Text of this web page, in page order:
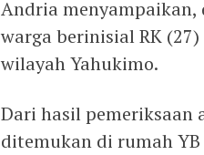
Andria menyampaikan,
warga berinisial RK
wilayah Yahukimo.
Dari hasil pemeriksaan
ditemukan di rumah